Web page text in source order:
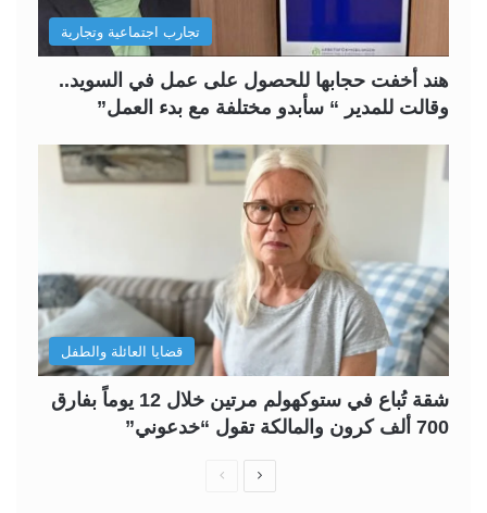
تجارب اجتماعية وتجارية
هند أخفت حجابها للحصول على عمل في السويد..
وقالت للمدير “ سأبدو مختلفة مع بدء العمل”
قضايا العائلة والطفل
شقة تُباع في ستوكهولم مرتين خلال 12 يوماً بفارق
700 ألف كرون والمالكة تقول “خدعوني”